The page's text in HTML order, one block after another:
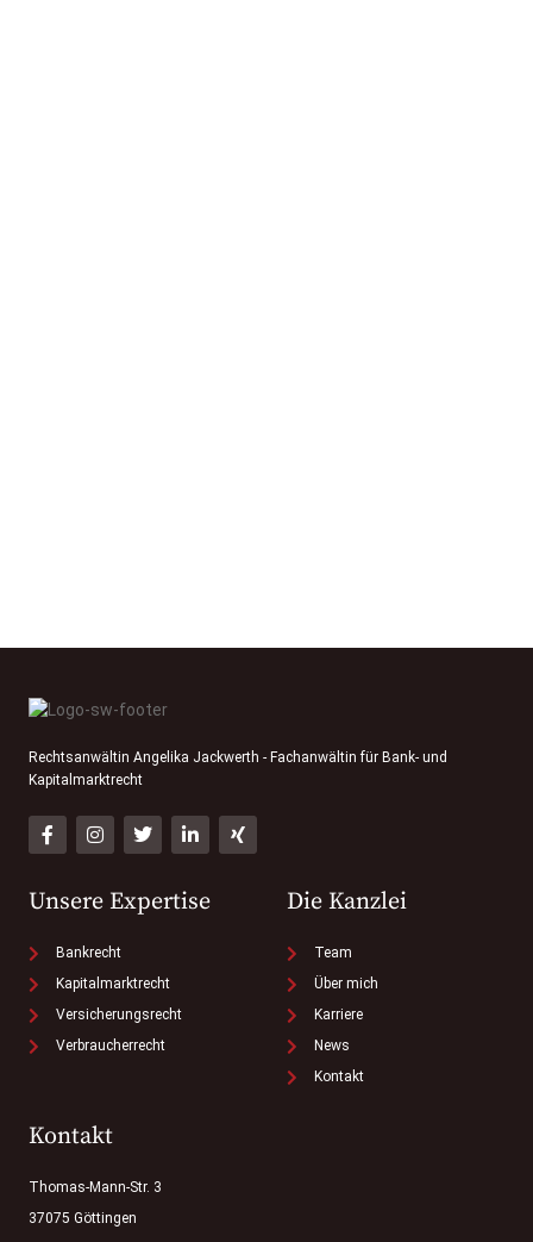
Rechtsanwältin Angelika Jackwerth - Fachanwältin für Bank- und
Kapitalmarktrecht
Unsere Expertise
Bankrecht
Kapitalmarktrecht
Versicherungsrecht
Verbraucherrecht
Die Kanzlei
Team
Über mich
Karriere
News
Kontakt
Kontakt
Thomas-Mann-Str. 3
37075 Göttingen